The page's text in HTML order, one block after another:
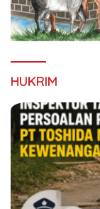
HUKRIM